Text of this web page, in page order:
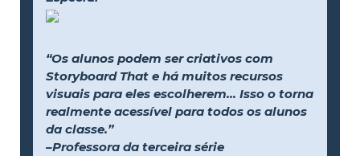
“Os alunos podem ser criativos com
Storyboard That e há muitos recursos
visuais para eles escolherem... Isso o torna
realmente acessível para todos os alunos
da classe.”
–Professora da terceira série